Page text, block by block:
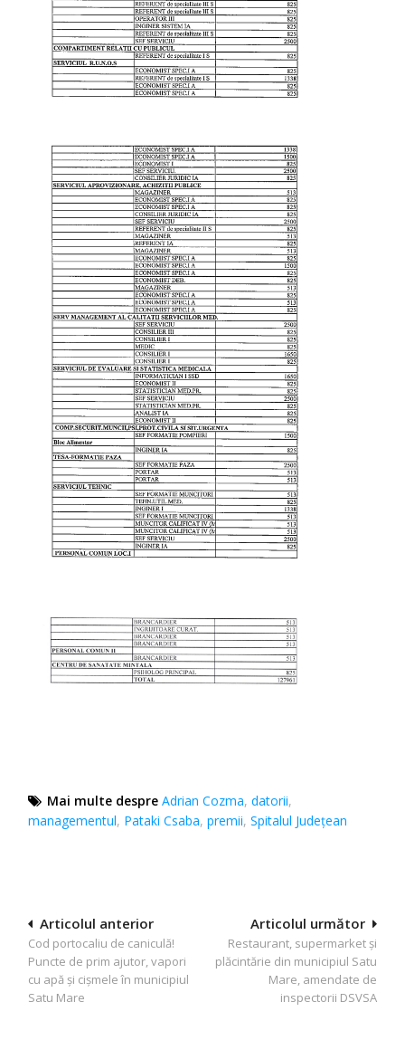
Mai multe despre Adrian Cozma,datorii,
managementul, Pataki Csaba,premii,Spitalul Judeţean
Navigare
în
articole
Articolul următor
Restaurant, supermarket și
plăcintărie din municipiul Satu
Mare, amendate de
inspectorii DSVSA
Articolul anterior
Cod portocaliu de caniculă!
Puncte de prim ajutor, vapori
cu apă și cișmele în municipiul
Satu Mare